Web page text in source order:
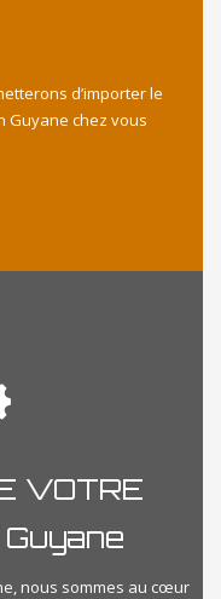
d’importer le
Guyane chez vous
VOTRE
nous sommes au cœur